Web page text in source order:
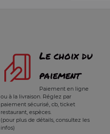
Le choix du
paiement
Paiement en ligne
ou à la livraison. Réglez par
paiement sécurisé, cb, ticket
restaurant, espèces.
(pour plus de détails, consultez les
infos)